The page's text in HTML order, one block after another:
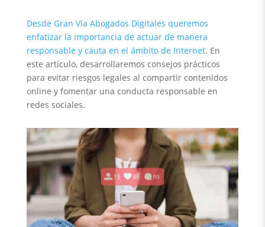
Desde Gran Vía Abogados Digitales queremos
enfatizar la importancia de actuar de manera
responsable y cauta en el ámbito de Internet. En
este artículo, desarrollaremos consejos prácticos
para evitar riesgos legales al compartir contenidos
online y fomentar una conducta responsable en
redes sociales.